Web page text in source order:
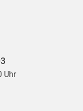
Uhr